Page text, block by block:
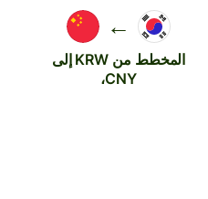
←
المخطط من KRW إلى
CNY،